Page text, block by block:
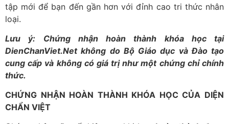
tập mới để bạn đến gần hơn với đỉnh cao tri thức nhân
loại.
Lưu ý: Chứng nhận hoàn thành khóa học tại
DienChanViet.Net không do Bộ Giáo dục và Đào tạo
cung cấp và không có giá trị như một chứng chỉ chính
thức.
CHỨNG NHẬN HOÀN THÀNH KHÓA HỌC CỦA DIỆN
CHẨN VIỆT